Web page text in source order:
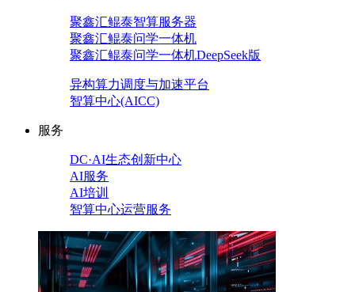
聚鑫汇鲲泰智算服务器
聚鑫汇鲲泰问学一体机
聚鑫汇鲲泰问学一体机DeepSeek版
异构算力调度与加速平台
智算中心(AICC)
服务
DC·AI生态创新中心
AI服务
AI培训
智算中心运营服务